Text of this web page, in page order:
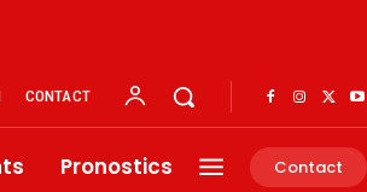
CONTACT
Pronostics Contact